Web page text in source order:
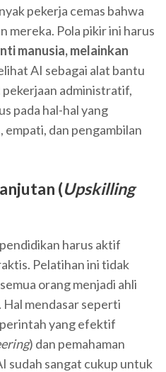
pekerja cemas bahwa
mereka. Pola pikir ini harus
manusia, melainkan
AI sebagai alat bantu
administratif,
pada hal-hal yang
dan pengambilan
(Upskilling
harus aktif
Pelatihan ini tidak
orang menjadi ahli
mendasar seperti
yang efektif
) dan pemahaman
sudah sangat cukup untuk